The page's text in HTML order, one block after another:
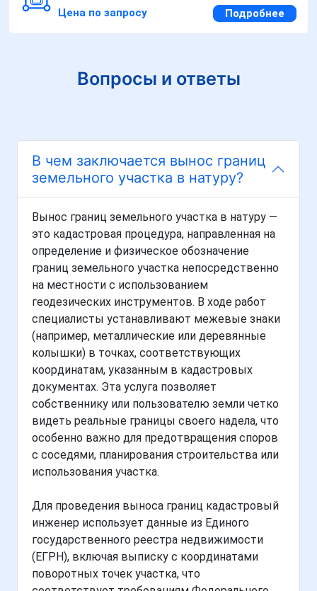
Цена по запросу Подробнее
Вопросы и ответы
В чем заключается вынос границ
земельного участка в натуру?
Вынос границ земельного участка в натуру —
это кадастровая процедура, направленная на
определение и физическое обозначение
границ земельного участка непосредственно
на местности с использованием
геодезических инструментов. В ходе работ
специалисты устанавливают межевые знаки
(например, металлические или деревянные
колышки) в точках, соответствующих
координатам, указанным в кадастровых
документах. Эта услуга позволяет
собственнику или пользователю земли четко
видеть реальные границы своего надела, что
особенно важно для предотвращения споров
с соседями, планирования строительства или
использования участка.
Для проведения выноса границ кадастровый
инженер использует данные из Единого
государственного реестра недвижимости
(ЕГРН), включая выписку с координатами
поворотных точек участка, что